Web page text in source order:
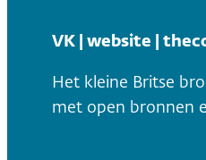
VK | website |
Het kleine Britse
met open bronnen